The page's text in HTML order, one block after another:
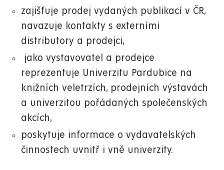
zajišťuje prodej vydaných publikací v ČR,
navazuje kontakty s externími
distributory a prodejci,
jako vystavovatel a prodejce
reprezentuje Univerzitu Pardubice na
knižních veletrzích, prodejních výstavách
a univerzitou pořádaných společenských
akcích,
poskytuje informace o vydavatelských
činnostech uvnitř i vně univerzity.